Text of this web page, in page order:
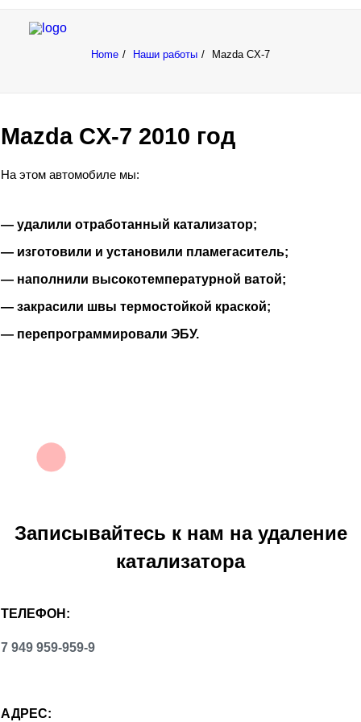
Ремонт и тюнинг выхлопных систем
О компании
Контакты
Донецк, ул. Ионова 14 а
Пн-Вс с 9 до 18
Home Наши работы Mazda CX-7
Mazda CX-7 2010 год
На этом автомобиле мы:
— удалили отработанный катализатор;
— изготовили и установили пламегаситель;
— наполнили высокотемпературной ватой;
— закрасили швы термостойкой краской;
— перепрограммировали ЭБУ.
Записывайтесь к нам на удаление
катализатора
ТЕЛЕФОН:
7 949 959-959-9
АДРЕС: